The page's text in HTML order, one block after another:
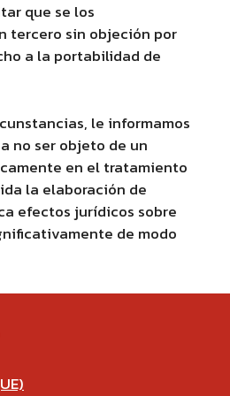
que se los
tercero sin objeción por
a la portabilidad de
le informamos
no ser objeto de un
en el tratamiento
la elaboración de
efectos jurídicos sobre
de modo